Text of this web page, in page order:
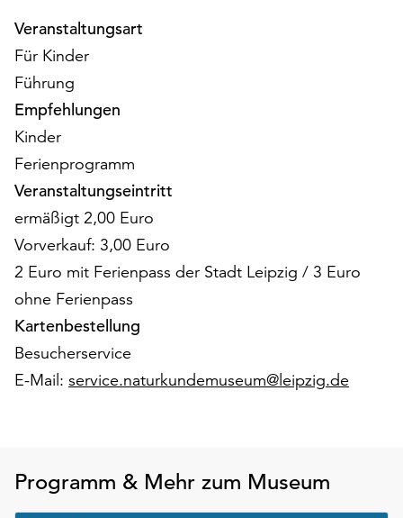
und
widerrufen.
Dafür
steht
Ihnen
am
Ende
der
Seite
die
Schaltfläche
Einstellungen“
zur
Verfügung.
Funktionale
Cookies
werden
weiterhin
ausgeführt.
Veranstaltungsart
Für Kinder
Führung
Empfehlungen
Kinder
Ferienprogramm
Veranstaltungseintritt
ermäßigt 2,00 Euro
Vorverkauf: 3,00 Euro
2 Euro mit Ferienpass der Stadt Leipzig / 3 Euro
ohne Ferienpass
Kartenbestellung
Besucherservice
E-Mail: service.naturkundemuseum@leipzig.de
Programm & Mehr zum Museum